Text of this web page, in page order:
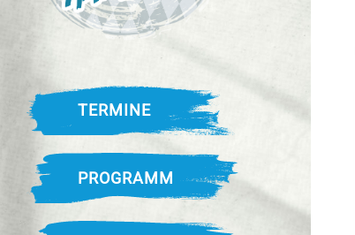
TERMINE
PROGRAMM